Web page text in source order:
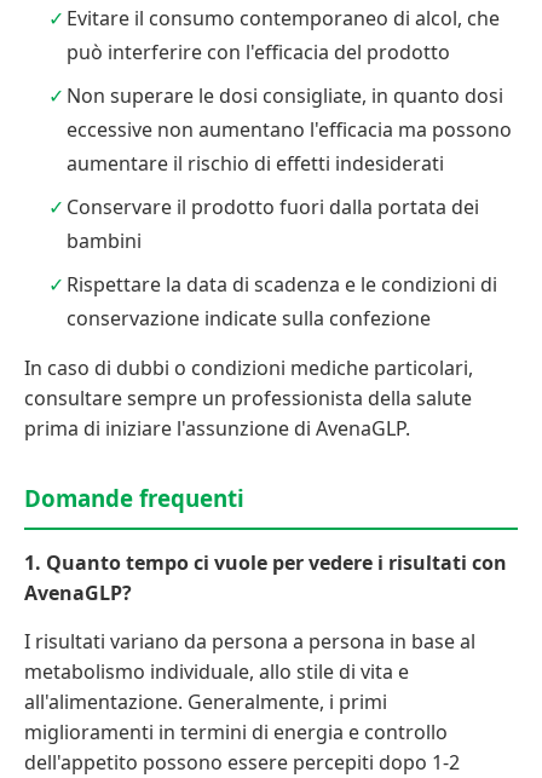
Evitare il consumo contemporaneo di alcol, che
può interferire con l'efficacia del prodotto
Non superare le dosi consigliate, in quanto dosi
eccessive non aumentano l'efficacia ma possono
aumentare il rischio di effetti indesiderati
Conservare il prodotto fuori dalla portata dei
bambini
Rispettare la data di scadenza e le condizioni di
conservazione indicate sulla confezione
In caso di dubbi o condizioni mediche particolari,
consultare sempre un professionista della salute
prima di iniziare l'assunzione di AvenaGLP.
Domande frequenti
1. Quanto tempo ci vuole per vedere i risultati con
AvenaGLP?
I risultati variano da persona a persona in base al
metabolismo individuale, allo stile di vita e
all'alimentazione. Generalmente, i primi
miglioramenti in termini di energia e controllo
dell'appetito possono essere percepiti dopo 1-2